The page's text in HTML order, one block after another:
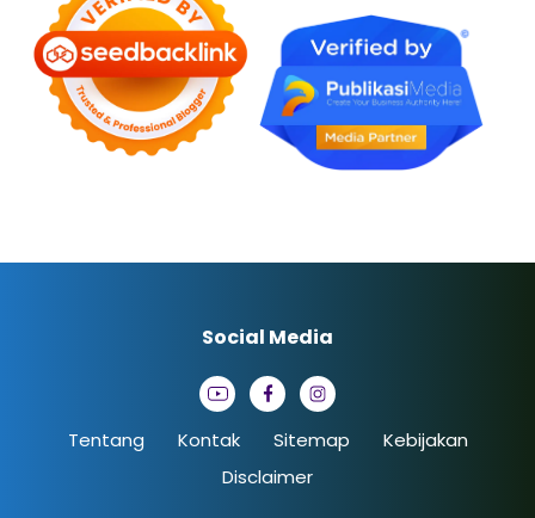
Tentang Kontak Sitemap
Kebijakan
Disclaimer
Social Media